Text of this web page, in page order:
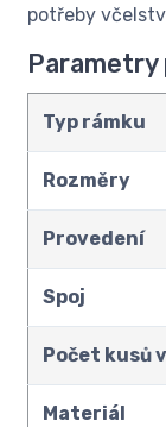
potřeby
Typ rámku
Rozměry
Provedení
Spoj
Počet kusů
Materiál